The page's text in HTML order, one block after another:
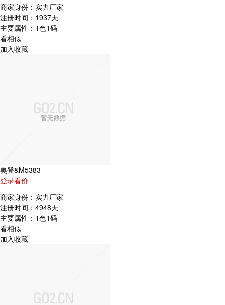
商家身份： 实力厂家
注册时间： 1937天
主要属性： 1色1码
看相似
加入收藏
奥登&M5383
登录看价
商家身份： 实力厂家
注册时间： 4948天
主要属性： 1色1码
看相似
加入收藏